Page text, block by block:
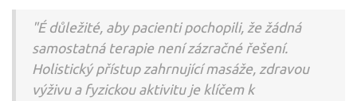
"É důležité, aby pacienti pochopili, že žádná
samostatná terapie není zázračné řešení.
Holistický přístup zahrnující masáže, zdravou
výživu a fyzickou aktivitu je klíčem k